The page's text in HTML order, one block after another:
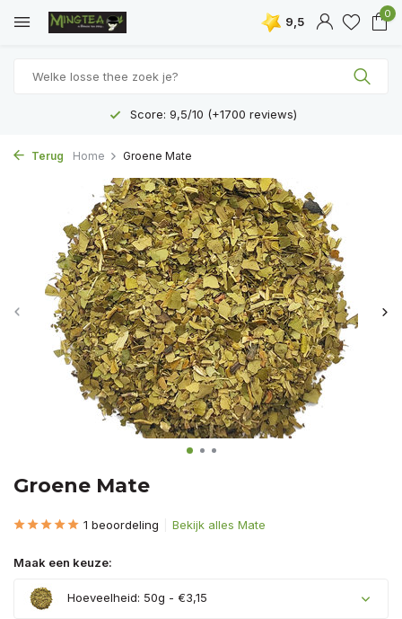
9,5
0
Score: 9,5/10 (+1700 reviews)
Terug Home Groene Mate
Groene Mate
1 beoordeling Bekijk alles Mate
Maak een keuze:
Hoeveelheid: 50g - €3,15